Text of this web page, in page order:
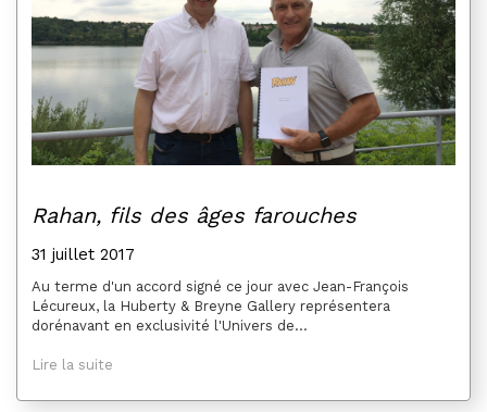
Rahan, fils des âges farouches
31 juillet 2017
Au terme d'un accord signé ce jour avec Jean-François
Lécureux, la Huberty & Breyne Gallery représentera
dorénavant en exclusivité l'Univers de...
Lire la suite